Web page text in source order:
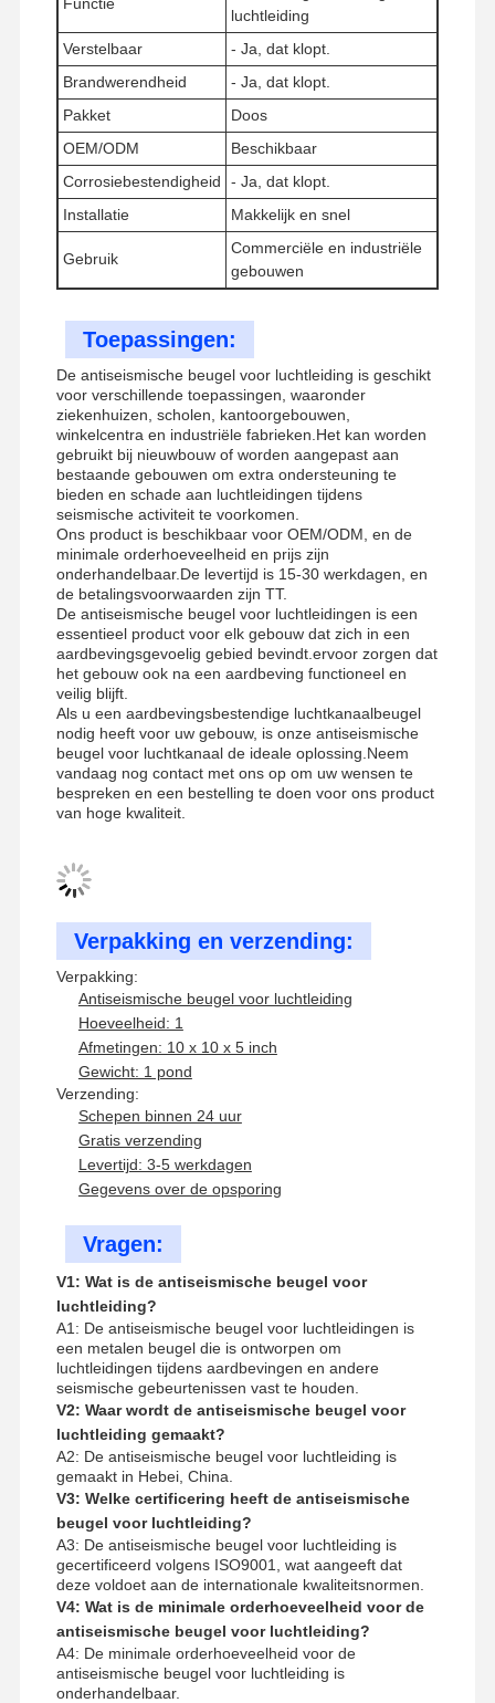
Fabriekstour Kwaliteitscont
Role
Neem
Contact Met
Nieuws
Gevallen
seismische hangers
Solid Strut-kanaal
Hoekkanaalbalk
Seismische beugels voor kabelbakken
4 Weg van seismische beugel
geallieerde hoekbeugels
draaikabeltrek
Accessoires voor kabelmanden
Zonnepaneelrailbeugels
Toestellen voor zonne-installatie
zonne-installatie kanaal
Zonnepanelen op het dak
luchtleiding
Verstelbaar
- Ja, dat klopt.
Brandwerendheid
- Ja, dat klopt.
Pakket
Doos
OEM/ODM
Beschikbaar
Corrosiebestendigheid
- Ja, dat klopt.
Installatie
Makkelijk en snel
Gebruik
Commerciële en industriële
gebouwen
Toepassingen:
De antiseismische beugel voor luchtleiding is geschikt
voor verschillende toepassingen, waaronder
ziekenhuizen, scholen, kantoorgebouwen,
winkelcentra en industriële fabrieken.Het kan worden
gebruikt bij nieuwbouw of worden aangepast aan
bestaande gebouwen om extra ondersteuning te
bieden en schade aan luchtleidingen tijdens
seismische activiteit te voorkomen.
Ons product is beschikbaar voor OEM/ODM, en de
minimale orderhoeveelheid en prijs zijn
onderhandelbaar.De levertijd is 15-30 werkdagen, en
de betalingsvoorwaarden zijn TT.
De antiseismische beugel voor luchtleidingen is een
essentieel product voor elk gebouw dat zich in een
aardbevingsgevoelig gebied bevindt.ervoor zorgen dat
het gebouw ook na een aardbeving functioneel en
veilig blijft.
Als u een aardbevingsbestendige luchtkanaalbeugel
nodig heeft voor uw gebouw, is onze antiseismische
beugel voor luchtkanaal de ideale oplossing.Neem
vandaag nog contact met ons op om uw wensen te
bespreken en een bestelling te doen voor ons product
van hoge kwaliteit.
Verpakking en verzending:
Verpakking:
Antiseismische beugel voor luchtleiding
Hoeveelheid: 1
Afmetingen: 10 x 10 x 5 inch
Gewicht: 1 pond
Verzending:
Schepen binnen 24 uur
Gratis verzending
Levertijd: 3-5 werkdagen
Gegevens over de opsporing
Vragen:
V1: Wat is de antiseismische beugel voor
luchtleiding?
A1: De antiseismische beugel voor luchtleidingen is
een metalen beugel die is ontworpen om
luchtleidingen tijdens aardbevingen en andere
seismische gebeurtenissen vast te houden.
V2: Waar wordt de antiseismische beugel voor
luchtleiding gemaakt?
A2: De antiseismische beugel voor luchtleiding is
gemaakt in Hebei, China.
V3: Welke certificering heeft de antiseismische
beugel voor luchtleiding?
A3: De antiseismische beugel voor luchtleiding is
gecertificeerd volgens ISO9001, wat aangeeft dat
deze voldoet aan de internationale kwaliteitsnormen.
V4: Wat is de minimale orderhoeveelheid voor de
antiseismische beugel voor luchtleiding?
A4: De minimale orderhoeveelheid voor de
antiseismische beugel voor luchtleiding is
onderhandelbaar.